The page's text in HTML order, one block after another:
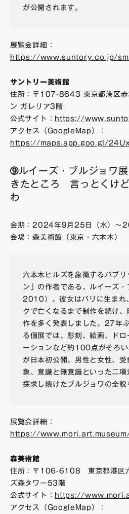
が公開されます。
展覧会詳細：
https://www.suntory.co.jp/
サントリー美術館
住所：〒107-8643 東京都港区
ン ガレリア3階
公式サイト： https://
アクセス（GoogleMap）：
https://maps.app.goo.gl/
➈ルイーズ・ブルジョワ
きたところ 言っとくけ
わ
会期：2024年9月25日（水）～
会場：森美術館（東京・六本木）
六本木ヒルズを象徴するパブリ
ン」の作者である、ルイーズ
2010）。彼女はパリに生まれ
クで亡くなるまで制作を続け
作を多く発表しました。27年
る個展では、彫刻、絵画、ド
ーションなど約100点がそろ
が日本初公開。男性と女性、受
象、意識と無意識といった二
探求し続けたブルジョワの全貌
展覧会詳細：
https://
森美術館
住所：〒106-6108 東京都港区
ズ森タワー53階
公式サイト： https://
アクセス（GoogleMap）：